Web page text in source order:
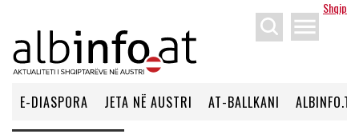
Shqip
menu
E-DIASPORA JETA NË AUSTRI AT-BALLKANI ALBINFO.TV